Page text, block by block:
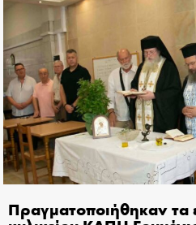
Πραγματοποιήθηκαν τα